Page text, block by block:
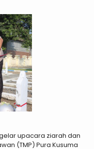
upacara ziarah dan
(TMP) Pura Kusuma